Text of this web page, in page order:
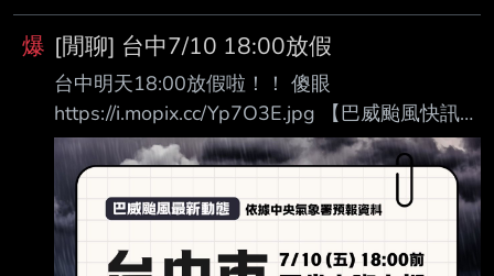
「在幫雞皮去角質」發在社群的限時動態。大批
網友看了直說超噁，還有買過的網友痛批要退
費，目前店名在Google地圖已被網友惡搞改為
「用腳踩炸雞專賣店」。業者今早6時許發出聲
明，聲稱僅是報廢食材，但網友不領情，痛批不
可能廢料那麼多。台中市食安處表示已完成錄
案，將派員前往稽查。 台中市今
爆 [閒聊] 台中7/10 18:00放假
台中明天18:00放假啦！！ 傻眼
https://i.mopix.cc/Yp7O3E.jpg 【巴威颱風快訊】
依據交通部中央氣象署資訊，115年7月10日
（星期五）晚間18時前，台中市正常上班、正 常
上課。 115年7月10日（星期五）晚間18時至
115年7月11日（星期六）全日，台中市停止上
班、停 止上課。 台中市政府關心您 --